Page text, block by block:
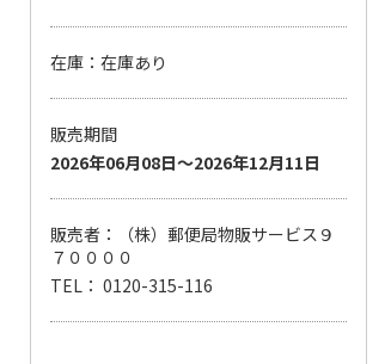
在庫：在庫あり
販売期間
2026年06月08日～2026年12月11日
販売者：（株）郵便局物販サービス９
７００００
TEL： 0120-315-116